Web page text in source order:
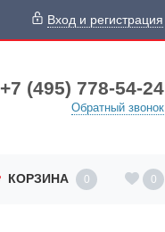
Вход и регистрация
+7 (495) 778-54-24
Обратный звонок
КОРЗИНА 0 0